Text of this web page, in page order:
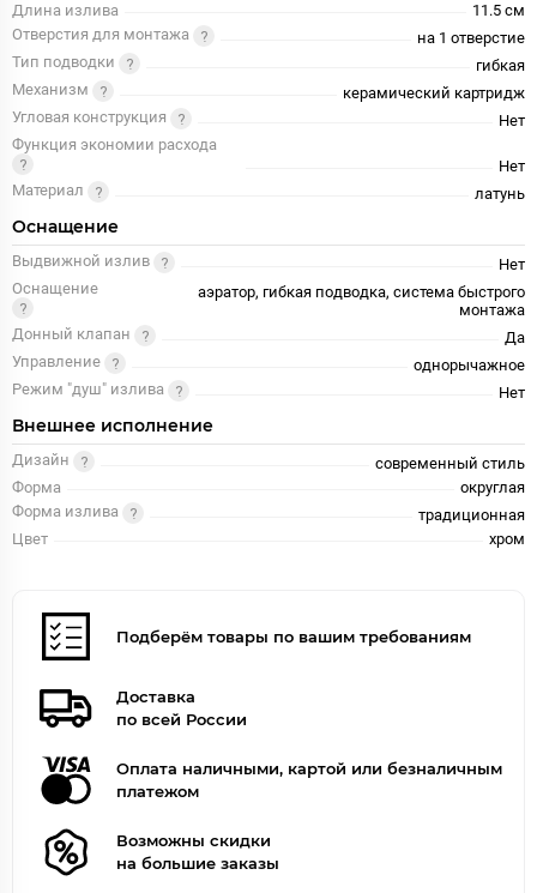
Длина излива
11.5 см
Отверстия для монтажа
на 1 отверстие
Тип подводки
гибкая
Механизм
керамический картридж
Угловая конструкция
Нет
Функция экономии расхода
Нет
Материал
латунь
Оснащение
Выдвижной излив
Нет
Оснащение
аэратор, гибкая подводка, система быстрого
монтажа
Донный клапан
Да
Управление
однорычажное
Режим "душ" излива
Нет
Внешнее исполнение
Дизайн
современный стиль
Форма
округлая
Форма излива
традиционная
Цвет
хром
Подберём товары по вашим требованиям
Доставка
по всей России
Оплата наличными, картой или безналичным
платежом
Возможны скидки
на большие заказы